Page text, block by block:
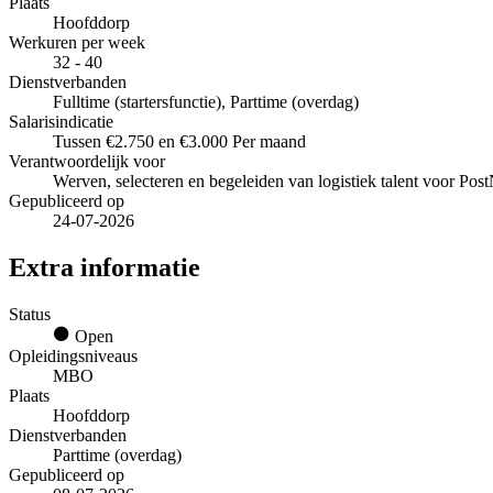
Hoofddorp
Werkuren per week
32 - 40
Dienstverbanden
Fulltime (startersfunctie), Parttime (overdag)
Salarisindicatie
Tussen €2.750 en €3.000 Per maand
Verantwoordelijk voor
Werven, selecteren en begeleiden van logistiek talent voor
Gepubliceerd op
24-07-2026
Extra informatie
Status
Open
Opleidingsniveaus
MBO
Plaats
Hoofddorp
Dienstverbanden
Parttime (overdag)
Gepubliceerd op